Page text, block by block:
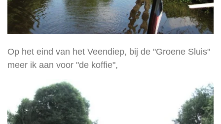
Op het eind van het Veendiep, bij de "Groene Sluis"
meer ik aan voor "de koffie",